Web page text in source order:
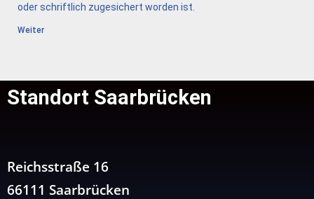
oder schriftlich zugesichert worden ist.
Weiter
Standort Saarbrücken
Reichsstraße 16
66111 Saarbrücken